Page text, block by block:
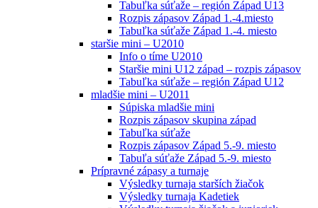
Tabuľka súťaže – región Západ U13
Rozpis zápasov Západ 1.-4.miesto
Tabuľka súťaže Západ 1.-4. miesto
staršie mini – U2010
Info o tíme U2010
Staršie mini U12 západ – rozpis zápasov
Tabuľka súťaže – región Západ U12
mladšie mini – U2011
Súpiska mladšie mini
Rozpis zápasov skupina západ
Tabuľka súťaže
Rozpis zápasov Západ 5.-9. miesto
Tabuľa súťaže Západ 5.-9. miesto
Prípravné zápasy a turnaje
Výsledky turnaja starších žiačok
Výsledky turnaja Kadetiek